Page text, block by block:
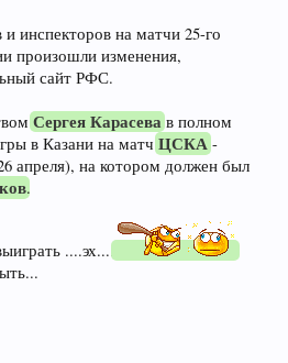
инспекторов на матчи 25-го
произошли изменения,
сайт РФС.
Сергея Карасевав полном
в Казани на матч ЦСКА-
апреля), на котором должен был
.
....эх....